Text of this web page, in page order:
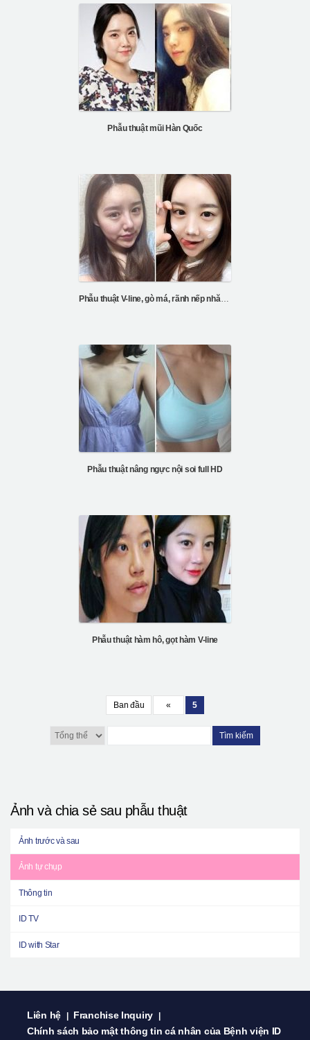
Phẫu thuật mũi Hàn Quốc
Phẫu thuật V-line, gò má, rãnh nếp nhăn mũi, nâng cơ mặt ...
Phẫu thuật nâng ngực nội soi full HD
Phẫu thuật hàm hô, gọt hàm V-line
Ban đầu « 5
Tìm kiếm
Ảnh và chia sẻ sau phẫu thuật
Ảnh trước và sau
Ảnh tự chụp
Thông tin
ID TV
ID with Star
Liên hệ Franchise Inquiry
Chính sách bảo mật thông tin cá nhân của Bệnh viện ID